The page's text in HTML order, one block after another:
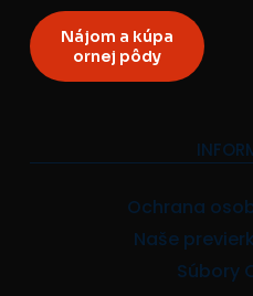
Nájom a kúpa
ornej pôdy
Ochrana
Naše
Súbory